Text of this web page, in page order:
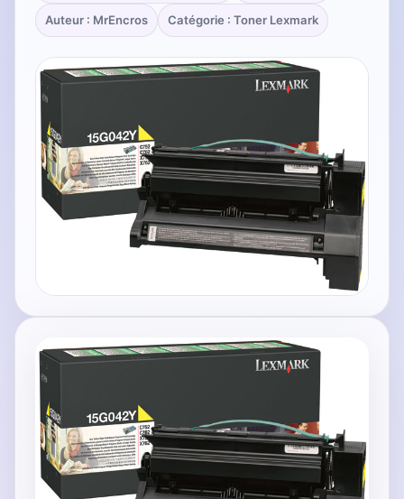
Auteur : MrEncros Catégorie : Toner Lexmark